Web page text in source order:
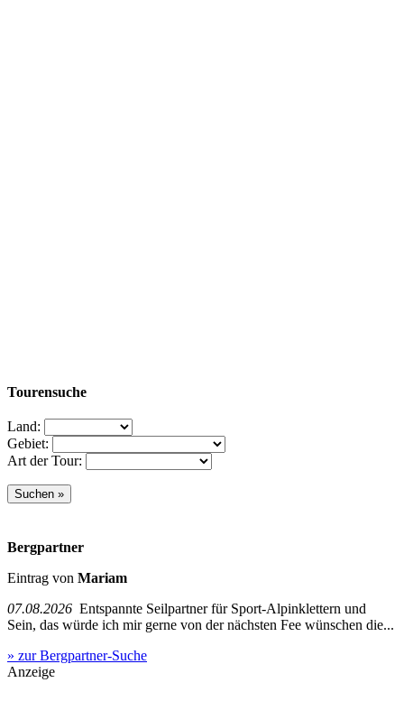
Tourensuche
Land:
Gebiet:
Art der Tour:
Bergpartner
Eintrag von Mariam
07.08.2026 Entspannte Seilpartner für Sport-Alpinklettern und
Sein, das würde ich mir gerne von der nächsten Fee wünschen die...
» zur Bergpartner-Suche
Anzeige